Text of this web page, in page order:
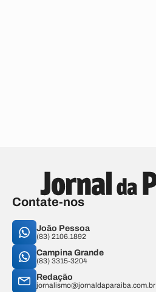
Contate-nos
João Pessoa
(83) 2106.1892
Campina Grande
(83) 3315-3204
Redação
jornalismo@jornaldaparaiba.com.br